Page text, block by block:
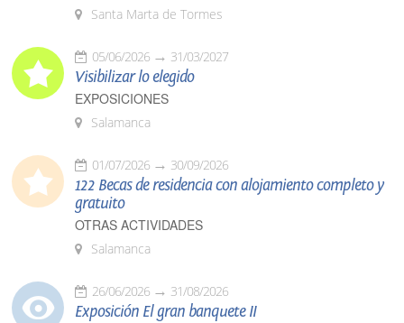
Santa Marta de Tormes
05/06/2026 31/03/2027
Visibilizar lo elegido
EXPOSICIONES
Salamanca
01/07/2026 30/09/2026
122 Becas de residencia con alojamiento completo y
gratuito
OTRAS ACTIVIDADES
Salamanca
26/06/2026 31/08/2026
Exposición El gran banquete II